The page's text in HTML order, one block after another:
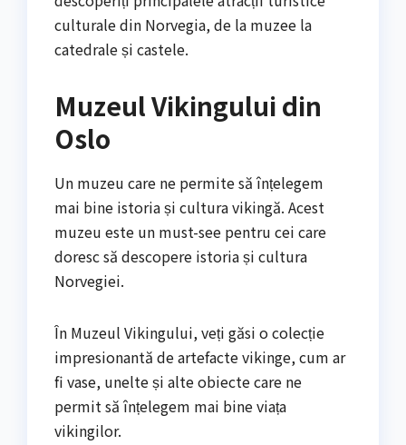
culturale din Norvegia, de la muzee la
catedrale și castele.
Muzeul Vikingului din
Oslo
Un muzeu care ne permite să înțelegem
mai bine istoria și cultura vikingă. Acest
muzeu este un must-see pentru cei care
doresc să descopere istoria și cultura
Norvegiei.
În Muzeul Vikingului, veți găsi o colecție
impresionantă de artefacte vikinge, cum ar
fi vase, unelte și alte obiecte care ne
permit să înțelegem mai bine viața
vikingilor.